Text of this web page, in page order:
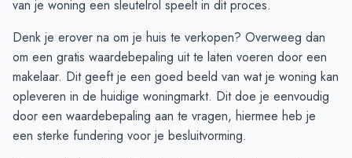
Januari
€ 623.816
€ 532.454
Februari
€ 571.258 € 527.967
Maart
€ 565.117 € 472.675
April
€ 554.532 € 468.421
Mei
€ 543.476 € 489.971
Juni
€ 506.052 € 512.736
van je woning een sleutelrol speelt in dit proces.
Denk je erover na om je huis te verkopen? Overweeg dan
om een gratis waardebepaling uit te laten voeren door een
makelaar. Dit geeft je een goed beeld van wat je woning kan
opleveren in de huidige woningmarkt. Dit doe je eenvoudig
door een waardebepaling aan te vragen, hiermee heb je
een sterke fundering voor je besluitvorming.